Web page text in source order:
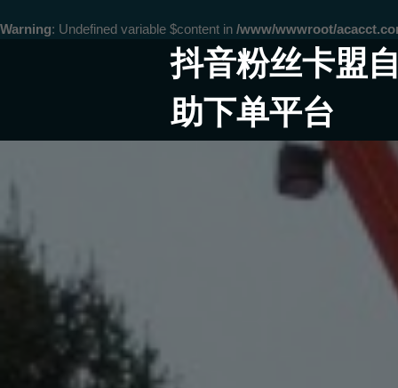
Warning: Undefined variable $content in /www/wwwroot/
抖音粉丝卡盟自
助下单平台